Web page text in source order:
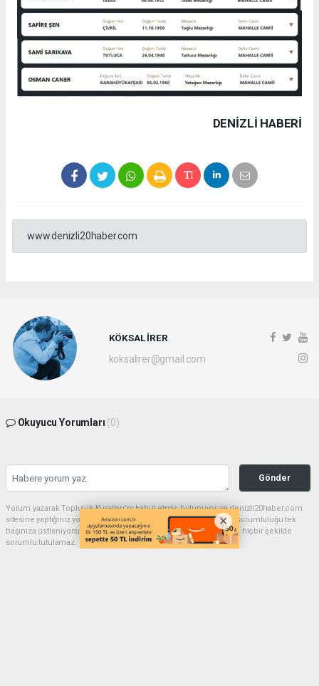
DENIZLI HABERİ
www.denizli20haber.com
KÖKSAL İRER
koksalirer@gmail.com
Okuyucu Yorumları (0)
Gönder
Yorum yazarak Topluluk Kuralları’nı kabul etmiş bulunuyor ve denizli20haber.com
sitesine yaptığınız yorumunuzla ilgili doğrudan veya dolaylı tüm sorumluluğu tek
başınıza üstleniyorsunuz. Yazılan tüm yorumlardan site yönetimi hiçbir şekilde
sorumlu tutulamaz.